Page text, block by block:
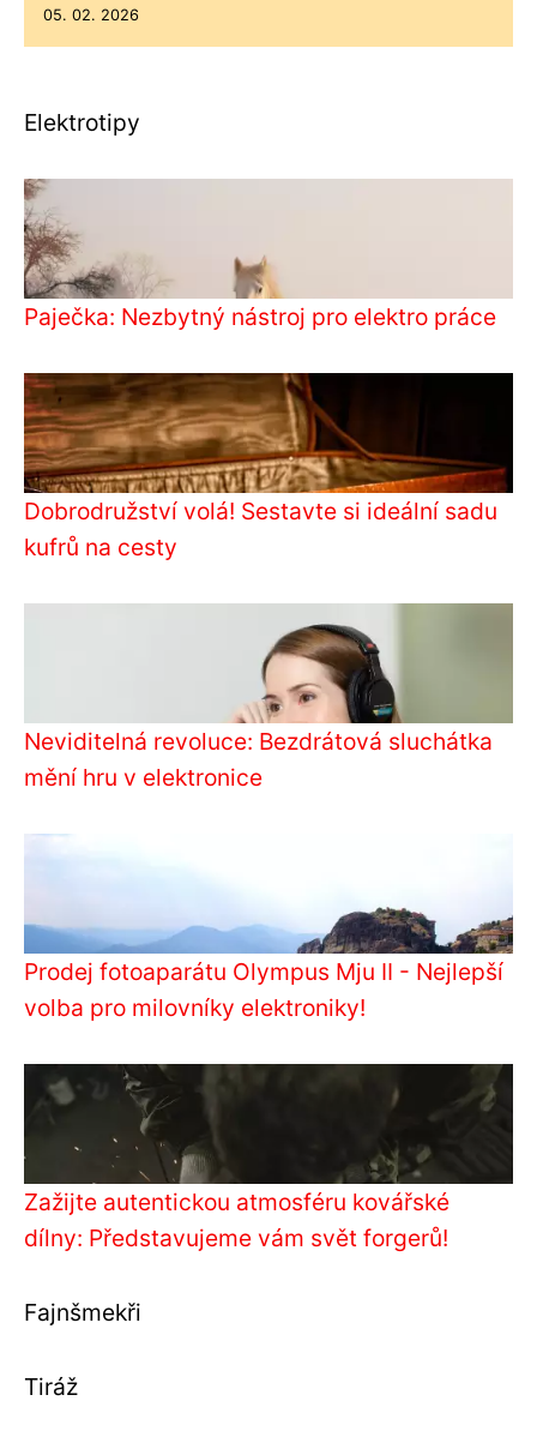
05. 02. 2026
Elektrotipy
Paječka: Nezbytný nástroj pro elektro práce
Dobrodružství volá! Sestavte si ideální sadu
kufrů na cesty
Neviditelná revoluce: Bezdrátová sluchátka
mění hru v elektronice
Prodej fotoaparátu Olympus Mju II - Nejlepší
volba pro milovníky elektroniky!
Zažijte autentickou atmosféru kovářské
dílny: Představujeme vám svět forgerů!
Fajnšmekři
Tiráž